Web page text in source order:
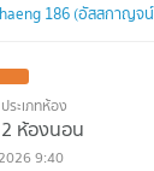
186 (อัสสกาญจ
ประเภทห้อง
2 ห้องนอน
9:40